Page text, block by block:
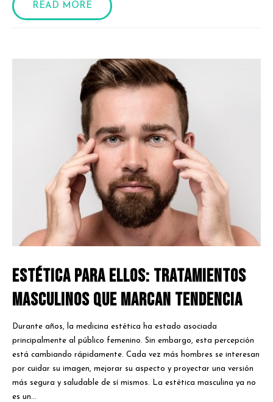
READ MORE
Estética para ellos: tratamientos
masculinos que marcan tendencia
Durante años, la medicina estética ha estado asociada
principalmente al público femenino. Sin embargo, esta percepción
está cambiando rápidamente. Cada vez más hombres se interesan
por cuidar su imagen, mejorar su aspecto y proyectar una versión
más segura y saludable de sí mismos. La estética masculina ya no
es un...